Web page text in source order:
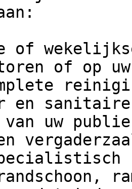
wekelijkse
of op
en
van uw